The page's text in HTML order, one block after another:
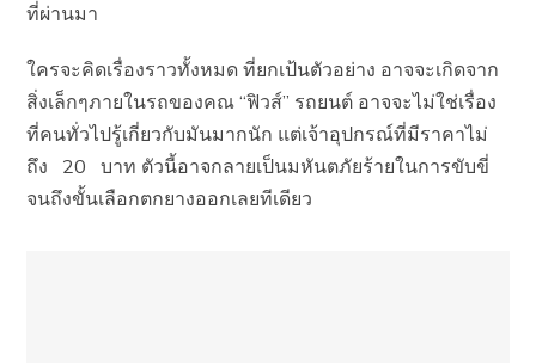
ที่ผ่านมา
ใครจะคิดเรื่องราวทั้งหมด ที่ยกเป้นตัวอย่าง อาจจะเกิดจาก
สิ่งเล็กๆภายในรถของคณ “ฟิวส์” รถยนต์ อาจจะไม่ใช่เรื่อง
ที่คนทั่วไปรู้เกี่ยวกับมันมากนัก แต่เจ้าอุปกรณ์ที่มีราคาไม่
ถึง 20 บาท ตัวนี้อาจกลายเป็นมหันตภัยร้ายในการขับขี่
จนถึงขั้นเลือกตกยางออกเลยทีเดียว